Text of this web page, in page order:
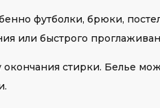
футболки, брюки,
или быстрого
стирки. Белье